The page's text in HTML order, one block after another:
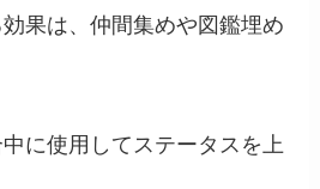
果は、仲間集めや図鑑埋め
に使用してステータスを上